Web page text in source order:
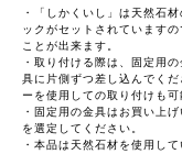
・「しかくいし」は天然石
ックがセットされています
ことが出来ます。
・取り付ける際は、固定用
具に片側ずつ差し込んでく
ーを使用しての取り付けも可
・固定用の金具はお買い上
を選定してください。
・本品は天然石材を使用し